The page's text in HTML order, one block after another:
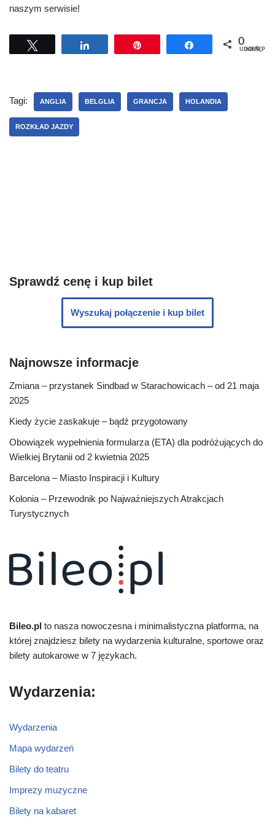
naszym serwisie!
Udostępnij Udostępnij
0
UDOSTĘPNIEŃ
Tagi: ANGLIA BELGLIA GRANCJA HOLANDIA
ROZKŁAD JAZDY
Sprawdź cenę i kup bilet
Wyszukaj połączenie i kup bilet
Najnowsze informacje
Zmiana – przystanek Sindbad w Starachowicach – od 21 maja
2025
Kiedy życie zaskakuje – bądź przygotowany
Obowiązek wypełnienia formularza (ETA) dla podróżujących do
Wielkiej Brytanii od 2 kwietnia 2025
Barcelona – Miasto Inspiracji i Kultury
Kolonia – Przewodnik po Najważniejszych Atrakcjach
Turystycznych
Bileo.pl to nasza nowoczesna i minimalistyczna platforma, na
której znajdziesz bilety na wydarzenia kulturalne, sportowe oraz
bilety autokarowe w 7 językach.
Wydarzenia:
Wydarzenia
Mapa wydarzeń
Bilety do teatru
Imprezy muzyczne
Bilety na kabaret